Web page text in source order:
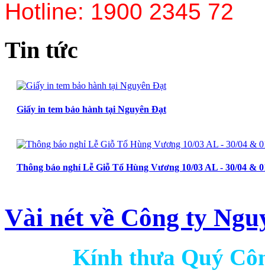
Hotline: 1900 2345 72
Tin tức
Giấy in tem bảo hành tại Nguyên Đạt
Thông báo nghỉ Lễ Giỗ Tổ Hùng Vương 10/03 AL - 30/04 &
Vài nét về Công ty
Kính thưa Quý